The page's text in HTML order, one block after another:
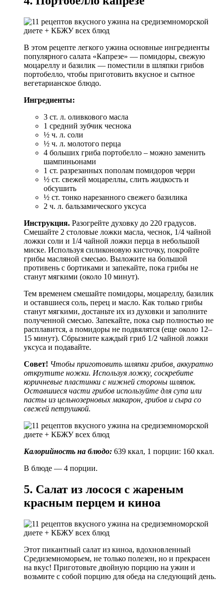
В этом рецепте легкого ужина основные ингредиенты
популярного салата «Капрезе» — помидоры, свежую
моцареллу и базилик — поместили в шляпки грибов
портобелло, чтобы приготовить вкусное и сытное
вегетарианское блюдо.
Ингредиенты:
3 ст. л. оливкового масла
1 средний зубчик чеснока
½ ч. л. соли
½ ч. л. молотого перца
4 больших гриба портобелло – можно заменить
шампиньонами
1 ст. разрезанных пополам помидоров черри
½ ст. свежей моцареллы, слить жидкость и
обсушить
½ ст. тонко нарезанного свежего базилика
2 ч. л. бальзамического уксуса
Инструкция. Разогрейте духовку до 220 градусов.
Смешайте 2 столовые ложки масла, чеснок, 1/4 чайной
ложки соли и 1/4 чайной ложки перца в небольшой
миске. Используя силиконовую кисточку, покройте
грибы масляной смесью. Выложите на большой
противень с бортиками и запекайте, пока грибы не
станут мягкими (около 10 минут).
Тем временем смешайте помидоры, моцареллу, базилик
и оставшиеся соль, перец и масло. Как только грибы
станут мягкими, достаньте их из духовки и заполните
полученной смесью. Запекайте, пока сыр полностью не
расплавится, а помидоры не подвялятся (еще около 12–
15 минут). Сбрызните каждый гриб 1/2 чайной ложки
уксуса и подавайте.
Совет! Чтобы приготовить шляпки грибов, аккуратно
открутите ножки. Используя ложку, соскребите
коричневые пластинки с нижней стороны шляпок.
Оставшиеся части грибов используйте для супа или
пасты из цельнозерновых макарон, грибов и сыра со
свежей петрушкой.
Калорийность на блюдо: 639 ккал, 1 порции: 160 ккал.
В блюде — 4 порции.
5. Салат из лосося с жареным
красным перцем и киноа
Этот пикантный салат из киноа, вдохновленный
Средиземноморьем, не только полезен, но и прекрасен
на вкус! Приготовьте двойную порцию на ужин и
возьмите с собой порцию для обеда на следующий день.